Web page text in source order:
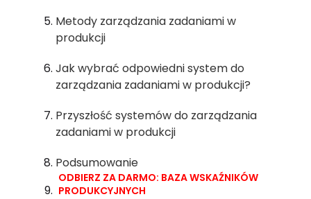
Metody zarządzania zadaniami w
produkcji
Jak wybrać odpowiedni system do
zarządzania zadaniami w produkcji?
Przyszłość systemów do zarządzania
zadaniami w produkcji
Podsumowanie
ODBIERZ ZA DARMO: BAZA WSKAŹNIKÓW
PRODUKCYJNYCH